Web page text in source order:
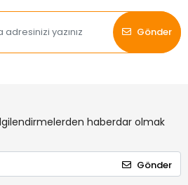
Gönder
haberdar olmak
Gönder